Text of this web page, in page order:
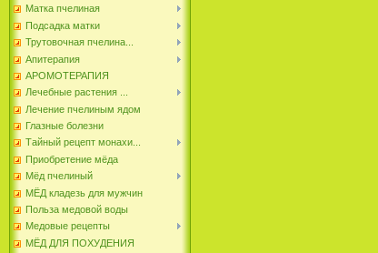
Матка пчелиная
Подсадка матки
Трутовочная пчелина...
Апитерапия
АРОМОТЕРАПИЯ
Лечебные растения ...
Лечение пчелиным ядом
Глазные болезни
Тайный рецепт монахи...
Приобретение мёда
Мёд пчелиный
МЁД кладезь для мужчин
Польза медовой воды
Медовые рецепты
МЁД ДЛЯ ПОХУДЕНИЯ